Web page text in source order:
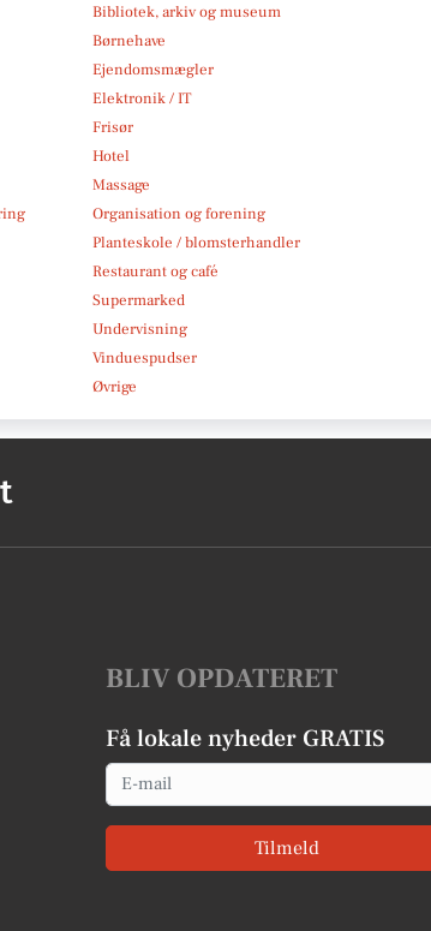
Bibliotek, arkiv og museum
Børnehave
Ejendomsmægler
Elektronik / IT
Frisør
Hotel
Massage
Organisation og forening
Planteskole / blomsterhandler
Restaurant og café
Supermarked
Undervisning
Vinduespudser
Øvrige
BLIV OPDATERET
Få lokale nyheder GRATIS
Email
Tilmeld